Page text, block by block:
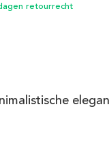
dagen retourrecht